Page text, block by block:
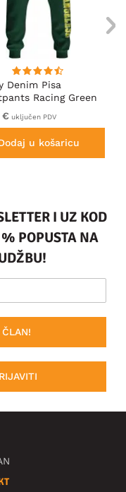
Denim Pisa
Racing Green
€ uključen PDV
u košaricu
I UZ KOD
POPUSTA NA